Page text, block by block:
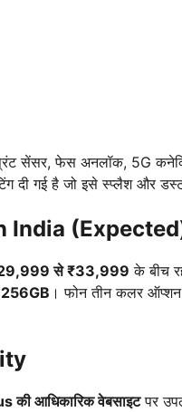
सेंसर, फेस अनलॉक, 5G
दी गई है जो इसे स्प्लैश और
India
से ₹33,999 के बीच
। फोन तीन कलर ऑप्शन
की आधिकारिक वेबसाइटपर